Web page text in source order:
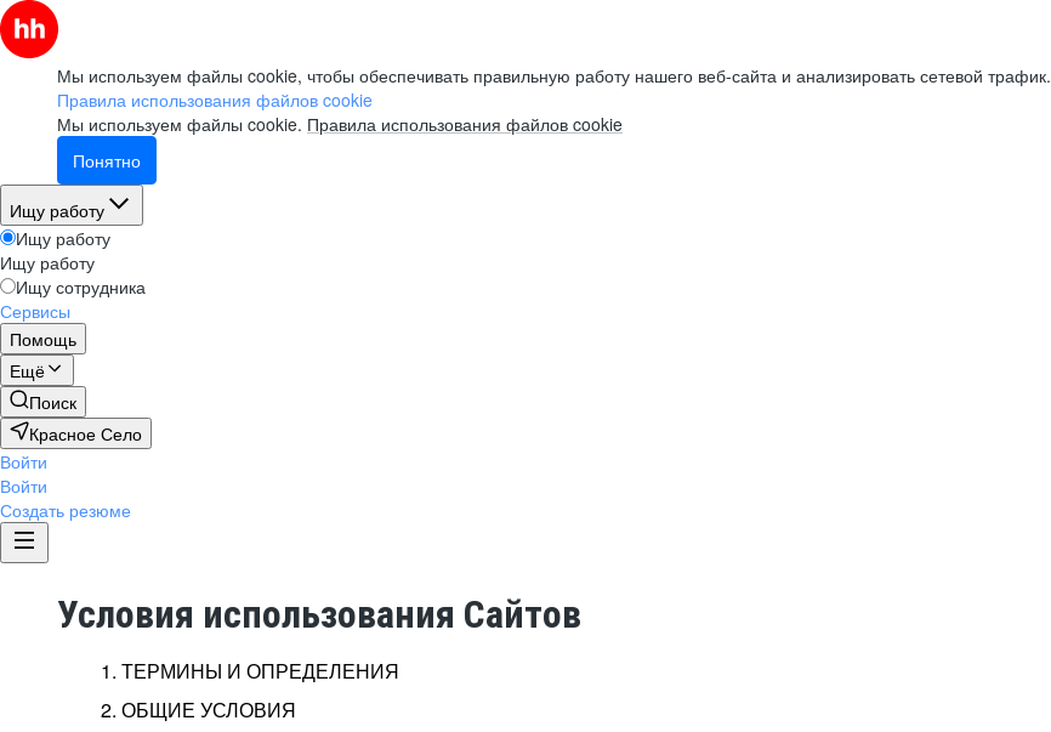
Мы используем файлы cookie, чтобы обеспечивать правильную работу нашего веб-сайта и анализировать сетевой трафик.
Правила использования файлов cookie
Мы используем файлы cookie. Правила использования файлов cookie
Понятно
Ищу работу
Ищу работу
Ищу работу
Ищу сотрудника
Сервисы
Помощь
Ещё
Поиск
Красное Село
Войти
Войти
Создать резюме
Условия использования Сайтов
1. ТЕРМИНЫ И ОПРЕДЕЛЕНИЯ
2. ОБЩИЕ УСЛОВИЯ